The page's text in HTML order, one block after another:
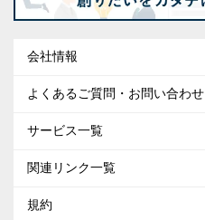
会社情報
よくあるご質問・お問い合わせ
サービス一覧
関連リンク一覧
規約